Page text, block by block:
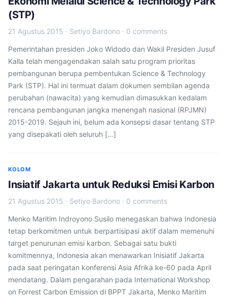
(STP)
21 Agustus 2015 · Setiyo Bardono · 0 comments
Pemerintahan presiden Joko Widodo dan Wakil Presiden Jusuf
Kalla telah mengagendakan salah satu program prioritas
pembangunan berupa pembentukan Science & Technology
Park (STP). Hal ini termuat dalam dokumen sembilan agenda
perubahan (nawacita) yang kemudian dimasukkan kedalam
rencana pembangunan jangka menengah nasional (RPJMN)
2015-2019. Sejauh ini, belum ada konsepsi dasar tentang STP
yang disepakati oleh seluruh […]
KOLOM
Insiatif Jakarta untuk Reduksi Emisi Karbon
21 Agustus 2015 · Setiyo Bardono · 0 comments
Menko Maritim Indroyono Susilo menegaskan bahwa Indonesia
tetap berkomitmen untuk berpartisipasi aktif dalam memenuhi
target penurunan emisi karbon. Sebagai satu bukti
komitmennya, Indonesia akan menawarkan Inisiatif Jakarta
pada saat peringatan konferensi Asia Afrika ke-60 pada April
mendatang. Dalam pengarahan pada International Workshop
on Forrest Carbon Emission di BPPT Jakarta, Menko Maritim